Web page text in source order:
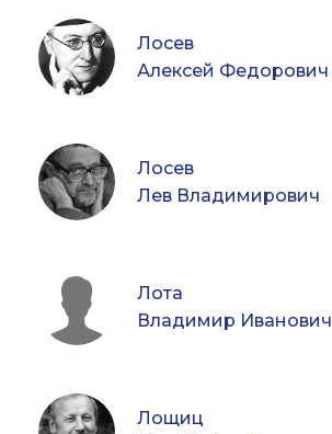
Лосев
Алексей Федорович
Лосев
Лев Владимирович
Лота
Владимир Иванович
Лощиц